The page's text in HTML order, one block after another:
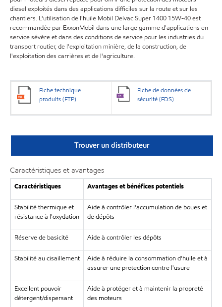
diesel exploités dans des applications difficiles sur la route et sur les
chantiers. L'utilisation de l'huile Mobil Delvac Super 1400 15W-40 est
recommandée par ExxonMobil dans une large gamme d'applications en
service sévère et dans des conditions de service pour les industries du
transport routier, de l'exploitation minière, de la construction, de
l'exploitation des carrières et de l'agriculture.
Fiche technique
produits (FTP)
Fiche de données de
sécurité (FDS)
Trouver un distributeur
Caractéristiques et avantages
Caractéristiques Avantages et bénéfices potentiels
Stabilité thermique et
résistance à l'oxydation
Aide à contrôler l'accumulation de boues et
de dépôts
Réserve de basicité Aide à contrôler les dépôts
Stabilité au cisaillement
Aide à réduire la consommation d'huile et à
assurer une protection contre l'usure
Excellent pouvoir
détergent/dispersant
Aide à protéger et à maintenir la propreté
des moteurs